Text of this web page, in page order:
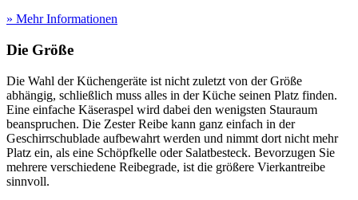
» Mehr Informationen
Die Größe
Die Wahl der Küchengeräte ist nicht zuletzt von der Größe
abhängig, schließlich muss alles in der Küche seinen Platz finden.
Eine einfache Käseraspel wird dabei den wenigsten Stauraum
beanspruchen. Die Zester Reibe kann ganz einfach in der
Geschirrschublade aufbewahrt werden und nimmt dort nicht mehr
Platz ein, als eine Schöpfkelle oder Salatbesteck. Bevorzugen Sie
mehrere verschiedene Reibegrade, ist die größere Vierkantreibe
sinnvoll.